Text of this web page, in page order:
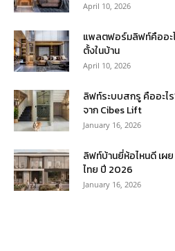
April 10, 2026
แพลตฟอร์มลิฟท์คืออะไ
ตั้งในบ้าน
April 10, 2026
ลิฟท์ระบบสกรู คืออะไ
จาก Cibes Lift
January 16, 2026
ลิฟท์บ้านยี่ห้อไหนดี เผ
ไทย ปี 2026
January 16, 2026